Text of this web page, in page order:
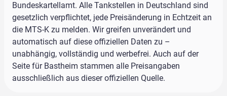
Bundeskartellamt. Alle Tankstellen in Deutschland sind
gesetzlich verpflichtet, jede Preisänderung in Echtzeit an
die MTS-K zu melden. Wir greifen unverändert und
automatisch auf diese offiziellen Daten zu –
unabhängig, vollständig und werbefrei. Auch auf der
Seite für Bastheim stammen alle Preisangaben
ausschließlich aus dieser offiziellen Quelle.